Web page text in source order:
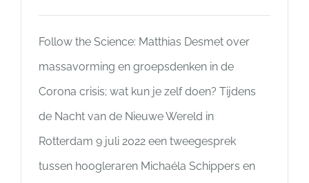
Follow the Science: Matthias Desmet over
massavorming en groepsdenken in de
Corona crisis; wat kun je zelf doen? Tijdens
de Nacht van de Nieuwe Wereld in
Rotterdam 9 juli 2022 een tweegesprek
tussen hoogleraren Michaéla Schippers en